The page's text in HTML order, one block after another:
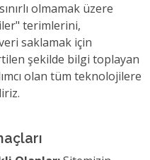
olmamak üzere
terimlerini,
veri saklamak için
şekilde bilgi toplayan
olan tüm teknolojilere